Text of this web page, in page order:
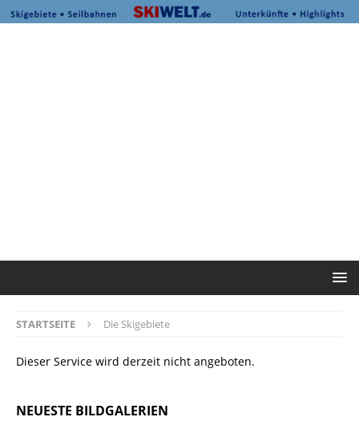
STARTSEITE Die Skigebiete
Dieser Service wird derzeit nicht angeboten.
NEUESTE BILDGALERIEN